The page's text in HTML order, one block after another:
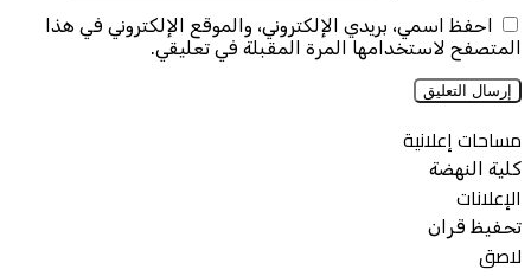
احفظ اسمي، بريدي الإلكتروني، والموقع الإلكتروني في هذا
المتصفح لاستخدامها المرة المقبلة في تعليقي.
مساحات إعلانية
كلية النهضة
الإعلانات
تحفيظ قران
لاصق